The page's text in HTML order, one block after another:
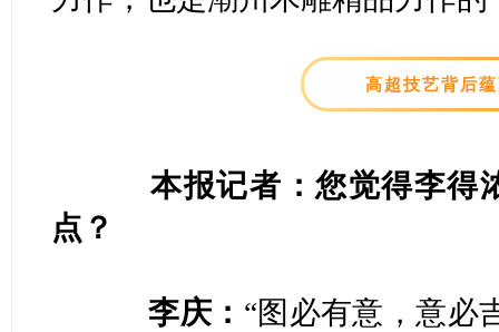
高超技艺背后
本报记者：您觉得李得
点？
李庆： “图必有意，意必